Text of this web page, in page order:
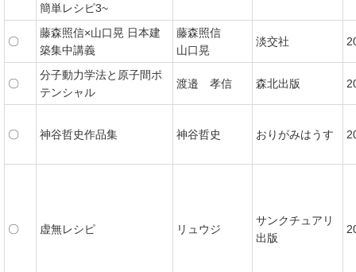
簡単レシピ3~
〇
藤森照信×山口晃 日本建
築集中講義
藤森照信
山口晃
淡交社
〇
分子動力学法と原子間ポ
テンシャル
渡邉 孝信 森北出版
〇 神谷哲史作品集 神谷哲史 おりがみはうす
〇 虚無レシピ リュウジ
サンクチュアリ
出版